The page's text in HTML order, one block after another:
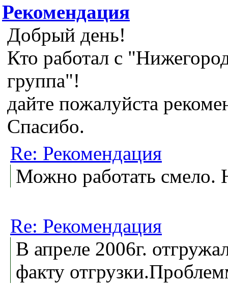
Рекомендация
Добрый день!
Кто работал с
группа"!
дайте пожалуйста
Спасибо.
Re: Рекомендация
Можно работать смело.
Re: Рекомендация
В апреле 2006г.
факту